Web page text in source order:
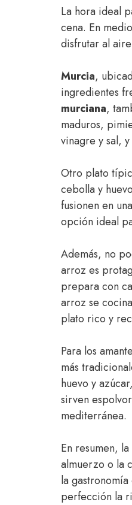
La hora ideal
cena. En
disfrutar al
Murcia,
ingredientes
murciana,
maduros,
vinagre y sal,
Otro plato
cebolla y
fusionen en
opción ideal
Además, no
arroz es
prepara con
arroz se
plato rico y
Para los
más
huevo y
sirven
mediterránea.
En resumen,
almuerzo o la
la
perfección la